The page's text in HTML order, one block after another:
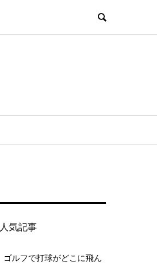
人気記事
ゴルフで打球がどこに飛ん